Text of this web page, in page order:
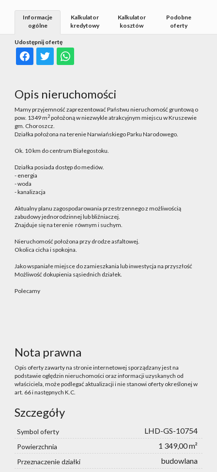
Udostępnij ofertę
Informacje
ogólne
Kalkulator
kredytowy
Kalkulator
kosztów
Podobne
oferty
Opis nieruchomości
Mamy przyjemność zaprezentować Państwu nieruchomość gruntową o
pow. 1349 m2położoną w niezwykle atrakcyjnym miejscu w Kruszewie
gm. Choroszcz.
Działka położona na terenie Narwiańskiego Parku Narodowego.
Ok. 10 km do centrum Białegostoku.
Działka posiada dostęp do mediów.
- energia
- woda
- kanalizacja
Aktualny planu zagospodarowania przestrzennego z możliwością
zabudowy jednorodzinnej lub bliźniaczej.
Znajduje się na terenie równym i suchym.
Nieruchomość położona przy drodze asfaltowej.
Okolica cicha i spokojna.
Jako wspaniałe miejsce do zamieszkania lub inwestycja na przyszłość
Możliwość dokupienia sąsiednich działek.
Polecamy
Nota prawna
Opis oferty zawarty na stronie internetowej sporządzany jest na
podstawie oględzin nieruchomości oraz informacji uzyskanych od
właściciela, może podlegać aktualizacji i nie stanowi oferty określonej w
art. 66 i następnych K.C.
Szczegóły
Symbol oferty LHD-GS-10754
Powierzchnia 1 349,00 m²
Przeznaczenie działki budowlana